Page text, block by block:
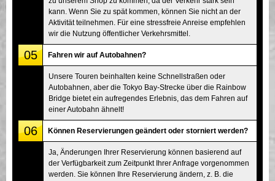
kann. Wenn Sie zu spät kommen, können Sie nicht an der
Aktivität teilnehmen. Für eine stressfreie Anreise empfehlen
wir die Nutzung öffentlicher Verkehrsmittel.
05 Fahren wir auf Autobahnen?
Unsere Touren beinhalten keine Schnellstraßen oder
Autobahnen, aber die Tokyo Bay-Strecke über die Rainbow
Bridge bietet ein aufregendes Erlebnis, das dem Fahren auf
einer Autobahn ähnelt!
06 Können Reservierungen geändert oder storniert werden?
Ja, Änderungen Ihrer Reservierung können basierend auf
der Verfügbarkeit zum Zeitpunkt Ihrer Anfrage vorgenommen
werden. Sie können Ihre Reservierung ändern, z. B. die